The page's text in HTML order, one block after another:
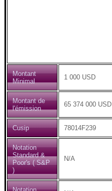
Montant
Minimal
1 000 USD
Montant de
l'émission
65 374 000 USD
Cusip 78014F239
Notation
Standard &
Poor's ( S&P
)
N/A